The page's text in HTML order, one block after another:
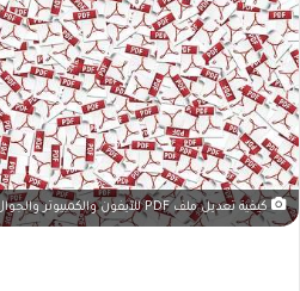
كيفية تعديل ملف PDF للآيفون والكمبيوتر والجوال بدون برامج 2023